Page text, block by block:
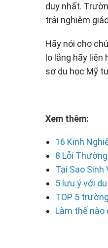
duy nhất.
trải nghiệm
Hãy nói cho
lo lắng hãy liên
sơ du học Mỹ
Xem thêm:
16 Kinh
8 Lỗi
Tại Sao Sinh
5 lưu ý với
TOP 5
Làm thế nào